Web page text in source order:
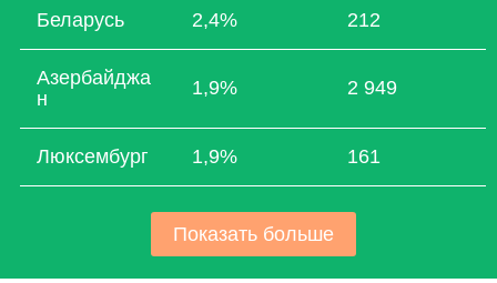
Беларусь 2,4% 212
Азербайджа
н
1,9% 2 949
Люксембург 1,9% 161
Показать больше